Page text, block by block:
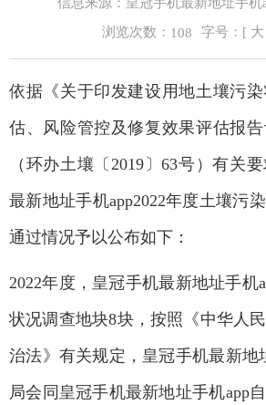
浏览次数： 108 字号：[ 大
依据《关于印发建设用地土壤污
估、风险管控及修复效果评估报告
（环办土壤〔2019〕63号）有关
最新地址手机app2022年度土壤污
通过情况予以公布如下：
2022年度，皇冠手机最新地址手机
状况调查地块8块，按照《中华人
治法》有关规定，皇冠手机最新地
局会同皇冠手机最新地址手机app